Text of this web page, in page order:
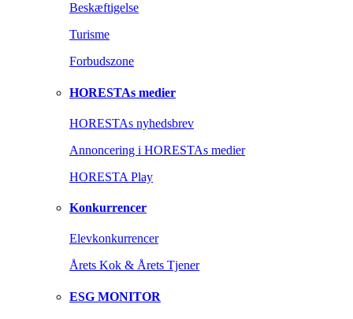
Beskæftigelse
Turisme
Forbudszone
HORESTAs medier
HORESTAs nyhedsbrev
Annoncering i HORESTAs medier
HORESTA Play
Konkurrencer
Elevkonkurrencer
Årets Kok & Årets Tjener
ESG MONITOR